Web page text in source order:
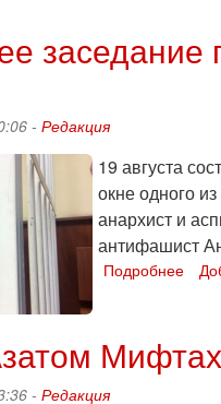
заседание
- Редакция
19 августа
окне одного
анархист и
антифашист
Подробнее
делу
- Редакция